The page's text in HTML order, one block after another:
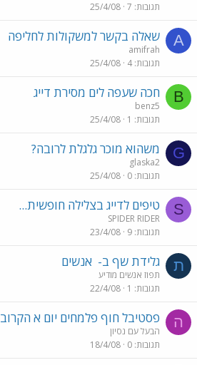
תגובות 7
25/4/08
A שאלה בקשר למשקולות לחליפה
amifrah
תגובות 4
25/4/08
B חכה שעפה לים מסירת דייג
benz5
תגובות 1
25/4/08
G משהוא מוכר גלגלת לרובה?
glaska2
תגובות 0
25/4/08
S טיפים לדייג בצלילה חופשית...
SPIDER RIDER
תגובות 9
23/4/08
ת גלידת שף ב- אנשים
תפוז אנשים מודיע
תגובות 1
22/4/08
ה פסטיבל חוף פלמחים יום א הקרוב
הבעל עם נסיון
תגובות 0
18/4/08